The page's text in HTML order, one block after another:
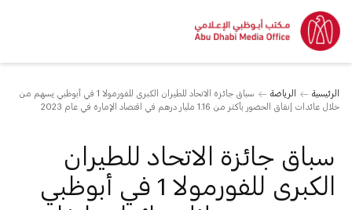
الرئيسية الرياضة
سباق جائزة الاتحاد للطيران الكبرى للفورمولا 1 في أبوظبي يسهم من
خلال عائدات إنفاق الحضور بأكثر من 1.16 مليار درهم في اقتصاد الإمارة في عام 2023
سباق جائزة الاتحاد للطيران
الكبرى للفورمولا 1 في أبوظبي